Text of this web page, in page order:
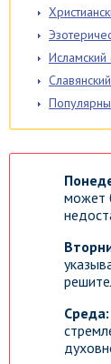
Исламский
может
Среда: